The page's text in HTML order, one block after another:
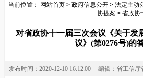
当前位置： 网站首页> 政府信息公开> 法定主动
协提案 > 省政协
对省政协十一届三次会议《关于发
议》(第0276号)的
发布时间：2020-12-10 16:12:00 编辑：省工信厅